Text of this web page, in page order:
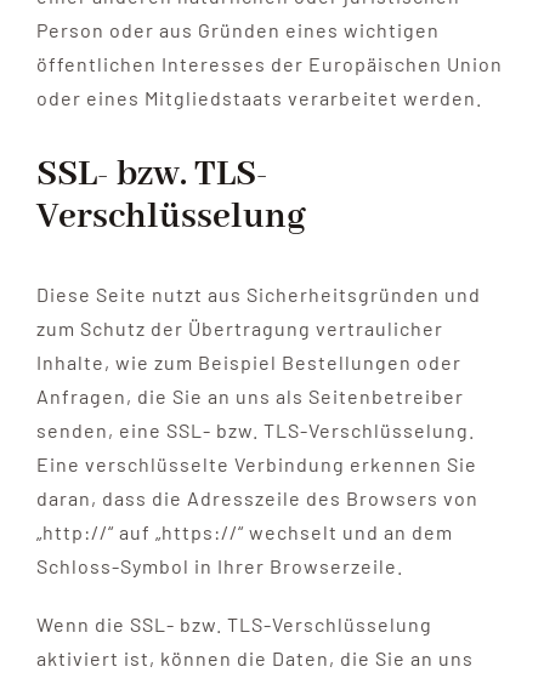
Person oder aus Gründen eines wichtigen
öffentlichen Interesses der Europäischen Union
oder eines Mitgliedstaats verarbeitet werden.
SSL- bzw. TLS-
Verschlüsselung
Diese Seite nutzt aus Sicherheitsgründen und
zum Schutz der Übertragung vertraulicher
Inhalte, wie zum Beispiel Bestellungen oder
Anfragen, die Sie an uns als Seitenbetreiber
senden, eine SSL- bzw. TLS-Verschlüsselung.
Eine verschlüsselte Verbindung erkennen Sie
daran, dass die Adresszeile des Browsers von
„http://“ auf „https://“ wechselt und an dem
Schloss-Symbol in Ihrer Browserzeile.
Wenn die SSL- bzw. TLS-Verschlüsselung
aktiviert ist, können die Daten, die Sie an uns